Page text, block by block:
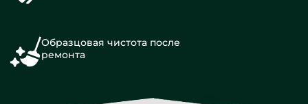
Образцовая чистота после
ремонта